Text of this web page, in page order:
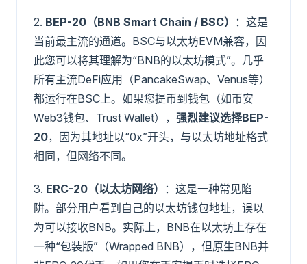
2. BEP-20（BNB Smart Chain / BSC）
：这是
当前最主流的通道。BSC与以太坊EVM兼容，因
此您可以将其理解为“BNB的以太坊模式”。几乎
所有主流DeFi应用（PancakeSwap、Venus等）
都运行在BSC上。如果您提币到钱包（如币安
Web3钱包、Trust Wallet）， 强烈建议选择BEP-
20，因为其地址以“0x”开头，与以太坊地址格式
相同，但网络不同。
3. ERC-20（以太坊网络）
：这是一种常见陷
阱。部分用户看到自己的以太坊钱包地址，误以
为可以接收BNB。实际上，BNB在以太坊上存在
一种“包装版”（Wrapped BNB），但原生BNB并